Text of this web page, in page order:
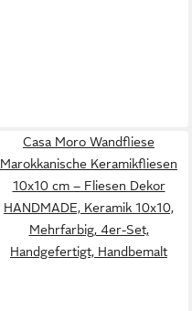
Casa Moro Wandfliese
Marokkanische Keramikfliesen
10x10 cm – Fliesen Dekor
HANDMADE, Keramik 10x10,
Mehrfarbig, 4er-Set,
Handgefertigt, Handbemalt